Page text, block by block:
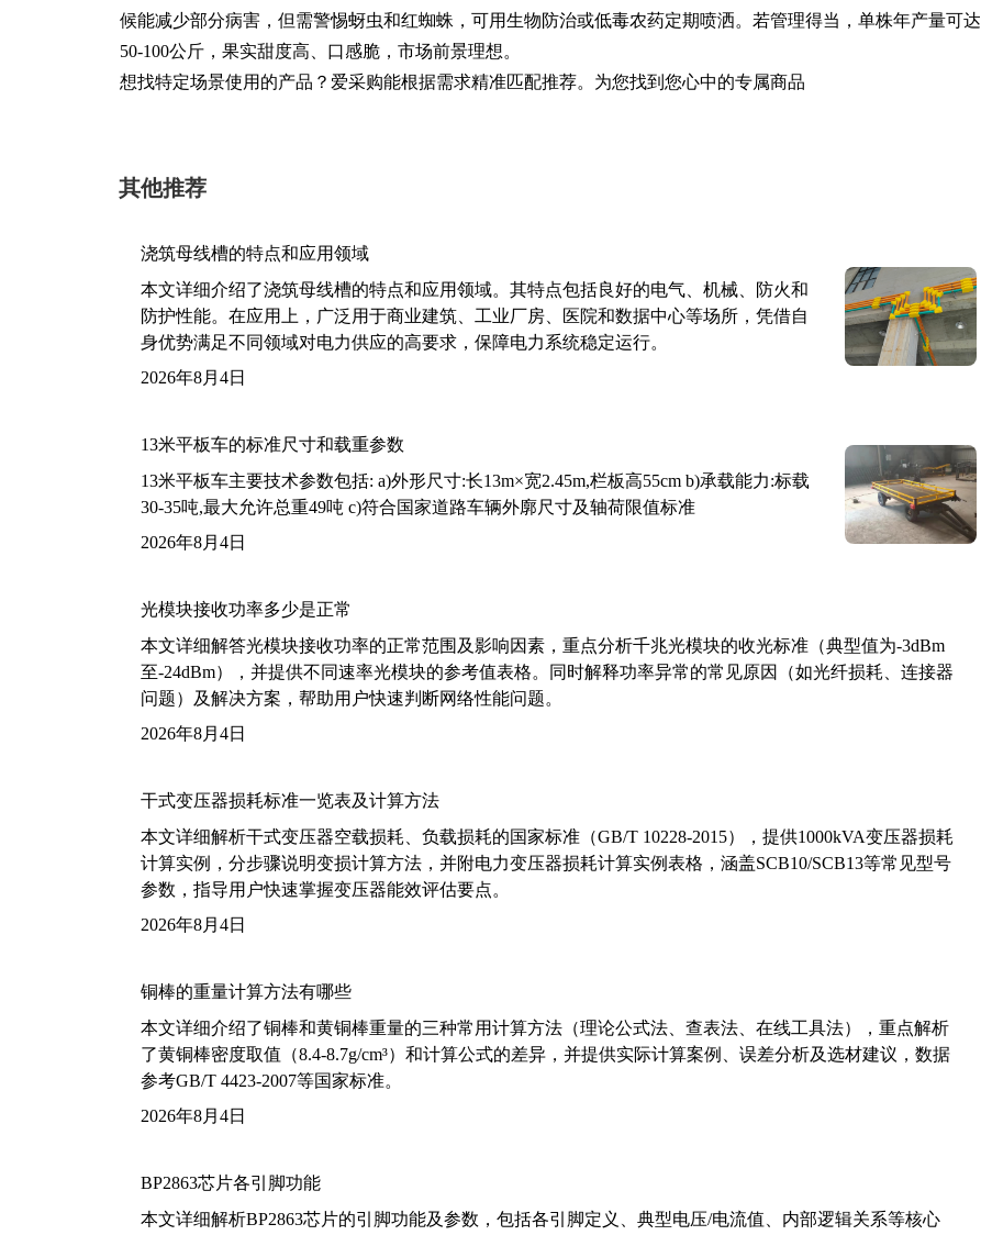
候能减少部分病害，但需警惕蚜虫和红蜘蛛，可用生物防治或低毒农药定期喷洒。若管理得当，单株年产量可达
50-100公斤，果实甜度高、口感脆，市场前景理想。
想找特定场景使用的产品？爱采购能根据需求精准匹配推荐。为您找到您心中的专属商品
其他推荐
浇筑母线槽的特点和应用领域
本文详细介绍了浇筑母线槽的特点和应用领域。其特点包括良好的电气、机械、防火和
防护性能。在应用上，广泛用于商业建筑、工业厂房、医院和数据中心等场所，凭借自
身优势满足不同领域对电力供应的高要求，保障电力系统稳定运行。
2026年8月4日
13米平板车的标准尺寸和载重参数
13米平板车主要技术参数包括: a)外形尺寸:长13m×宽2.45m,栏板高55cm b)承载能力:标载
30-35吨,最大允许总重49吨 c)符合国家道路车辆外廓尺寸及轴荷限值标准
2026年8月4日
光模块接收功率多少是正常
本文详细解答光模块接收功率的正常范围及影响因素，重点分析千兆光模块的收光标准（典型值为-3dBm
至-24dBm），并提供不同速率光模块的参考值表格。同时解释功率异常的常见原因（如光纤损耗、连接器
问题）及解决方案，帮助用户快速判断网络性能问题。
2026年8月4日
干式变压器损耗标准一览表及计算方法
本文详细解析干式变压器空载损耗、负载损耗的国家标准（GB/T 10228-2015），提供1000kVA变压器损耗
计算实例，分步骤说明变损计算方法，并附电力变压器损耗计算实例表格，涵盖SCB10/SCB13等常见型号
参数，指导用户快速掌握变压器能效评估要点。
2026年8月4日
铜棒的重量计算方法有哪些
本文详细介绍了铜棒和黄铜棒重量的三种常用计算方法（理论公式法、查表法、在线工具法），重点解析
了黄铜棒密度取值（8.4-8.7g/cm³）和计算公式的差异，并提供实际计算案例、误差分析及选材建议，数据
参考GB/T 4423-2007等国家标准。
2026年8月4日
BP2863芯片各引脚功能
本文详细解析BP2863芯片的引脚功能及参数，包括各引脚定义、典型电压/电流值、内部逻辑关系等核心